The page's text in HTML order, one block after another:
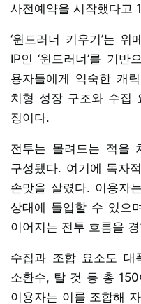
사전예약을 시작했다고
‘윈드러너 키우기’는
IP인 ‘윈드러너’를 기
용자들에게 익숙한 캐
치형 성장 구조와 수집
징이다.
전투는 몰려드는 적을
구성됐다. 여기에 독자
손맛을 살렸다. 이용자
상태에 돌입할 수 있으
이어지는 전투 흐름을
수집과 조합 요소도 대
소환수, 탈 것 등 총
이용자는 이를 조합해